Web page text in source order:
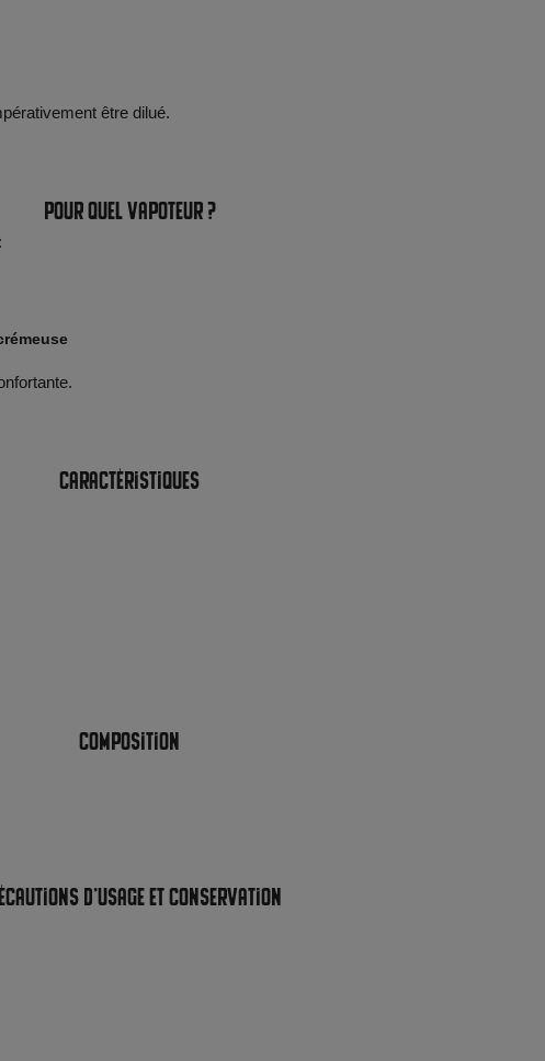
être dilué.
Pour quel vapoteur ?
Caractéristiques
Composition
d’usage et conservation